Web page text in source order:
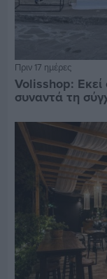
Πριν 17 ημέρες
Volisshop: Εκεί
συναντά τη